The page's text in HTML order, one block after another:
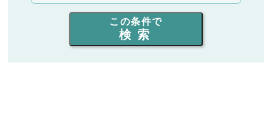
出力を選ぶ
同時通話人数を選ぶ
この条件で
検索